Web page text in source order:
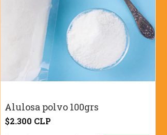
Alulosa polvo 100grs
$2.300 CLP